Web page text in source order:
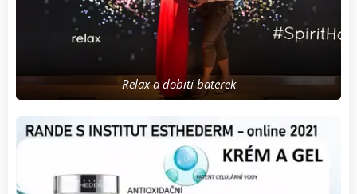
Relax a dobití baterek